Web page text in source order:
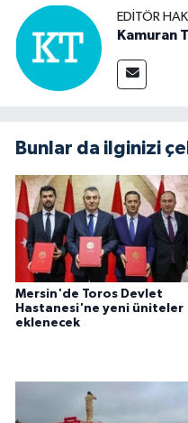
EDITÖR
Kamuran
Bunlar da ilginizi
Mersin'de Toros Devlet
Hastanesi'ne yeni üniteler
eklenecek